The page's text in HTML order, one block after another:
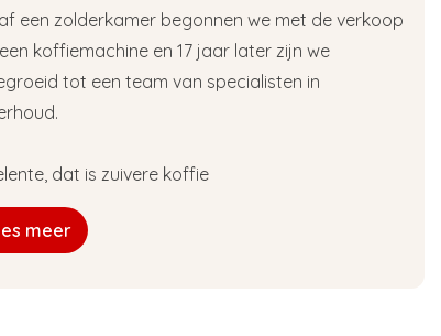
een zolderkamer begonnen we met de verkoop
koffiemachine en 17 jaar later zijn we
tot een team van specialisten in
dat is zuivere koffie
meer